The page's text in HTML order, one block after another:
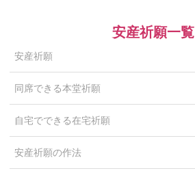
安産祈願一覧
安産祈願
同席できる本堂祈願
自宅でできる在宅祈願
安産祈願の作法